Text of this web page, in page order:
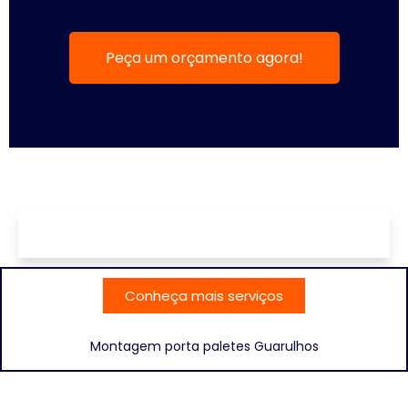
Peça um orçamento agora!
Conheça mais serviços
Montagem porta paletes Guarulhos